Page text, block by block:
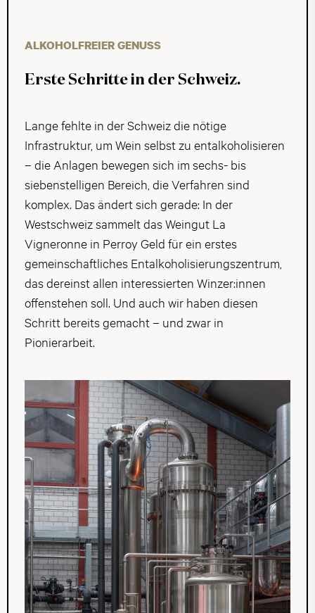
ALKOHOLFREIER GENUSS
Erste Schritte in der Schweiz.
Lange fehlte in der Schweiz die nötige
Infrastruktur, um Wein selbst zu entalkoholisieren
– die Anlagen bewegen sich im sechs- bis
siebenstelligen Bereich, die Verfahren sind
komplex. Das ändert sich gerade: In der
Westschweiz sammelt das Weingut La
Vigneronne in Perroy Geld für ein erstes
gemeinschaftliches Entalkoholisierungszentrum,
das dereinst allen interessierten Winzer:innen
offenstehen soll. Und auch wir haben diesen
Schritt bereits gemacht – und zwar in
Pionierarbeit.